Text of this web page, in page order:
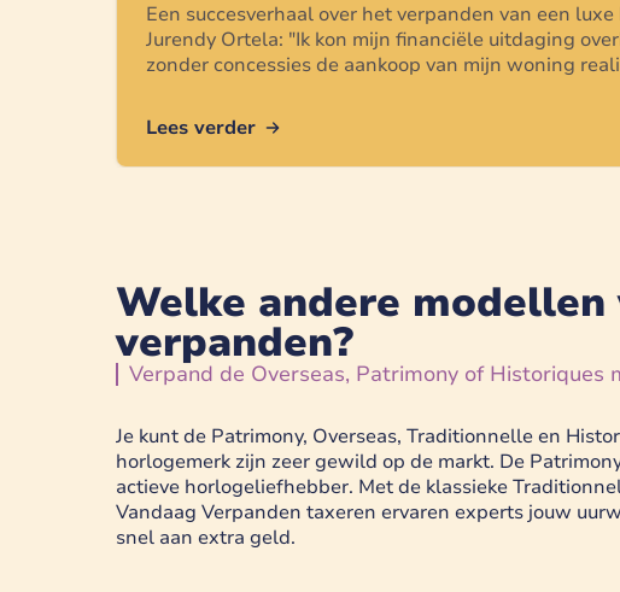
Een succesverhaal over het verpanden van een luxe
Jurendy Ortela: "Ik kon mijn financiële uitdaging
zonder concessies de aankoop van mijn woning
Lees verder
Welke andere
verpanden?
Verpand de Overseas, Patrimony of Historiques
Je kunt de Patrimony, Overseas, Traditionnelle en
horlogemerk zijn zeer gewild op de markt. De
actieve horlogeliefhebber. Met de klassieke
Vandaag Verpanden taxeren ervaren experts jouw
snel aan extra geld.